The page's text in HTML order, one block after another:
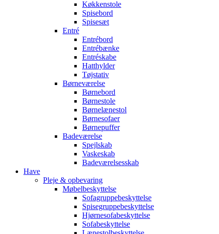
Køkkenstole
Spisebord
Spisesæt
Entré
Entrébord
Entrébænke
Entréskabe
Hatthylder
Tøjstativ
Børneværelse
Børnebord
Børnestole
Børnelænestol
Børnesofaer
Børnepuffer
Badeværelse
Spejlskab
Vaskeskab
Badeværelsesskab
Have
Pleje & opbevaring
Møbelbeskyttelse
Sofagruppebeskyttelse
Spisegruppebeskyttelse
Hjørnesofabeskyttelse
Sofabeskyttelse